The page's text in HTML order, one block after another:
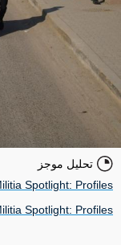
تحليل موجز
Spotlight: Profiles
Spotlight: Profiles